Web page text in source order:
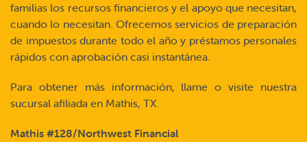
familias los recursos financieros y el apoyo que necesitan,
cuando lo necesitan. Ofrecemos servicios de preparación
de impuestos durante todo el año y préstamos personales
rápidos con aprobación casi instantánea.
Para obtener más información, llame o visite nuestra
sucursal afiliada en Mathis, TX.
Mathis #128/Northwest Financial